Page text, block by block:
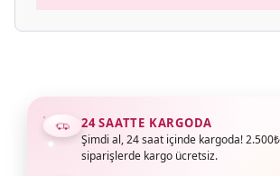
24 SAATTE KARGODA
Şimdi al, 24 saat içinde kargoda!
siparişlerde kargo ücretsiz.